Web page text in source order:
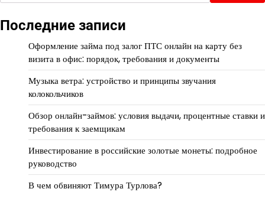
Последние записи
Оформление займа под залог ПТС онлайн на карту без
визита в офис: порядок, требования и документы
Музыка ветра: устройство и принципы звучания
колокольчиков
Обзор онлайн-займов: условия выдачи, процентные ставки и
требования к заемщикам
Инвестирование в российские золотые монеты: подробное
руководство
В чем обвиняют Тимура Турлова?